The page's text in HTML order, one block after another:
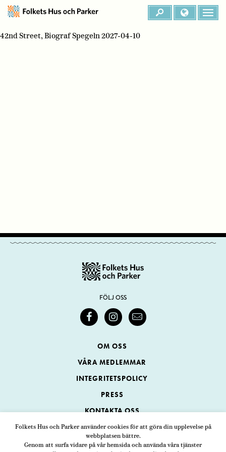
Folkets Hus och Parker använder cookies för att göra din upplevelse på
webbplatsen bättre.
Genom att surfa vidare på vår hemsida och använda våra tjänster
42nd Street, Biograf Spegeln 2027-04-10
FÖLJ OSS
OM OSS
VÅRA MEDLEMMAR
INTEGRITETSPOLICY
PRESS
KONTAKTA OSS
Folkets Hus och Parker